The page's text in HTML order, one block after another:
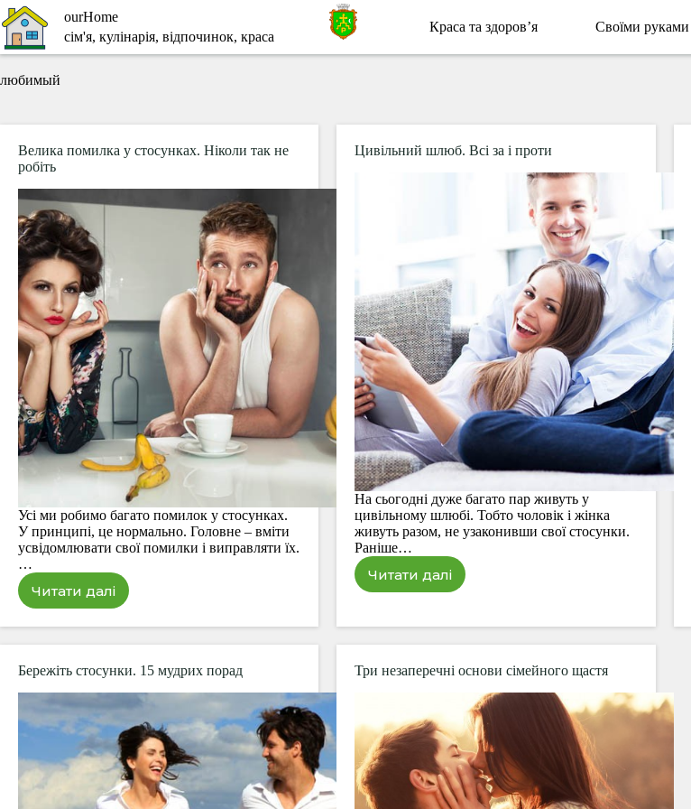
Перейти
до
вмісту
ourHome
сім'я, кулінарія, відпочинок, краса
Краса та здоров’я Своїми руками
любимый
Велика помилка у стосунках. Ніколи так не
робіть
Усі ми робимо багато помилок у стосунках.
У принципі, це нормально. Головне – вміти
усвідомлювати свої помилки і виправляти їх.
…
Читати далі
Велика
у
стосунках.
Ніколи
не
робіть
Цивільний шлюб. Всі за і проти
На сьогодні дуже багато пар живуть у
цивільному шлюбі. Тобто чоловік і жінка
живуть разом, не узаконивши свої стосунки.
Раніше…
Читати далі
Цивільний
і
проти
Бережіть стосунки. 15 мудрих порад Три незаперечні основи сімейного щастя